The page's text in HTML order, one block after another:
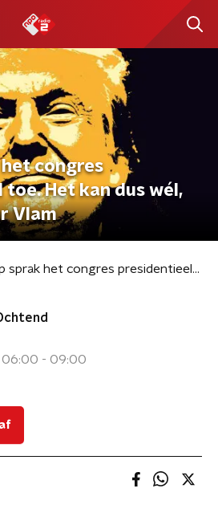
congres
Het kan dus wél,
Vlam
Trump sprak het congres presidentieel toe. Het kan dus wél, vertelt Victor Vlam
06:00 - 09:00